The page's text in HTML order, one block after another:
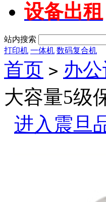
设备出租
站内搜索
打印机 一体机 数码复合机
首页 > 办
大容量5级
进入震旦